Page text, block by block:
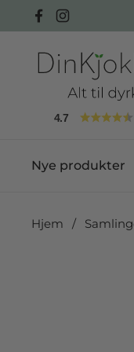
Hopp over til innhold
Facebook
Instagram
4.7
Nye produkter
Hjem /